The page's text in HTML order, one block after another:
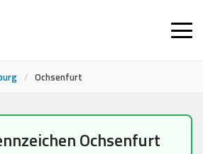
/ Ochsenfurt
Ochsenfurt